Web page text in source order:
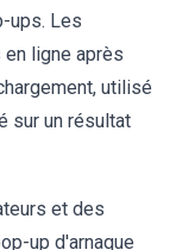
ups. Les
ligne après
utilisé
sur un résultat
et des
up d'arnaque